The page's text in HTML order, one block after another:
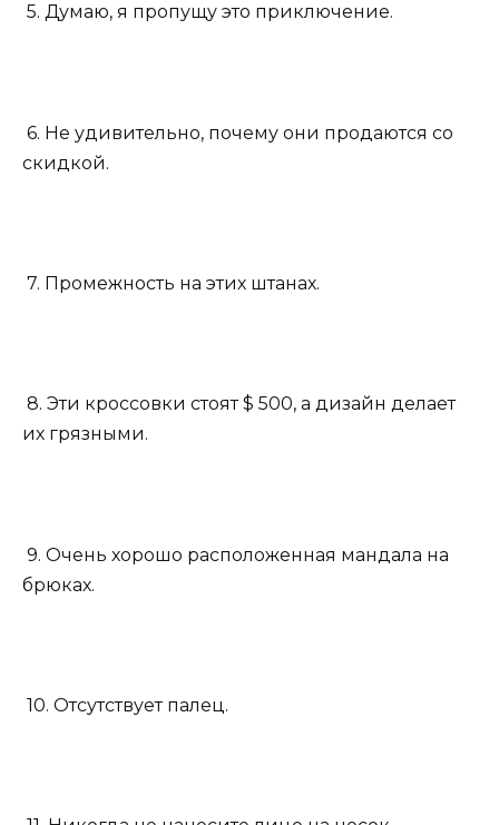
5. Думаю, я пропущу это приключение.
6. Не удивительно, почему они продаются со
скидкой.
7. Промежность на этих штанах.
8. Эти кроссовки стоят $ 500, а дизайн делает
их грязными.
9. Очень хорошо расположенная мандала на
брюках.
10. Отсутствует палец.